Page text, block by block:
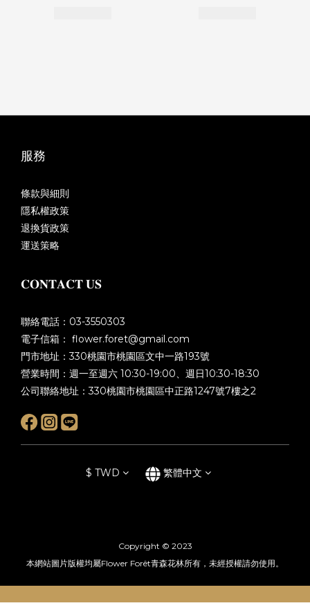
服務
條款與細則
隱私權政策
退換貨政策
運送策略
𝐂𝐎𝐍𝐓𝐀𝐂𝐓 𝐔𝐒
聯絡電話：03-3550303
電子信箱： flower.foret@gmail.com
門市地址：330桃園市桃園區文中一路193號
營業時間：週一至週六 10:30-19:00、週日10:30-18:30
公司聯絡地址：330桃園市桃園區中正路1247號7樓之2
$ TWD 繁體中文
Copyright © 2023
本網站圖片版權均屬Flower Forêt青森花林所有，未經授權請勿使用。